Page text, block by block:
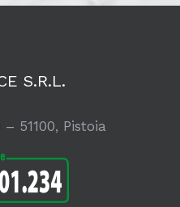
S.R.L.
51100, Pistoia